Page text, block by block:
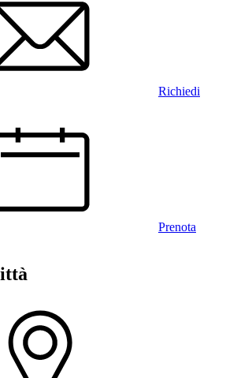
Richiedi
Prenota